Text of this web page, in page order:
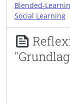
Blended-
Social Learning